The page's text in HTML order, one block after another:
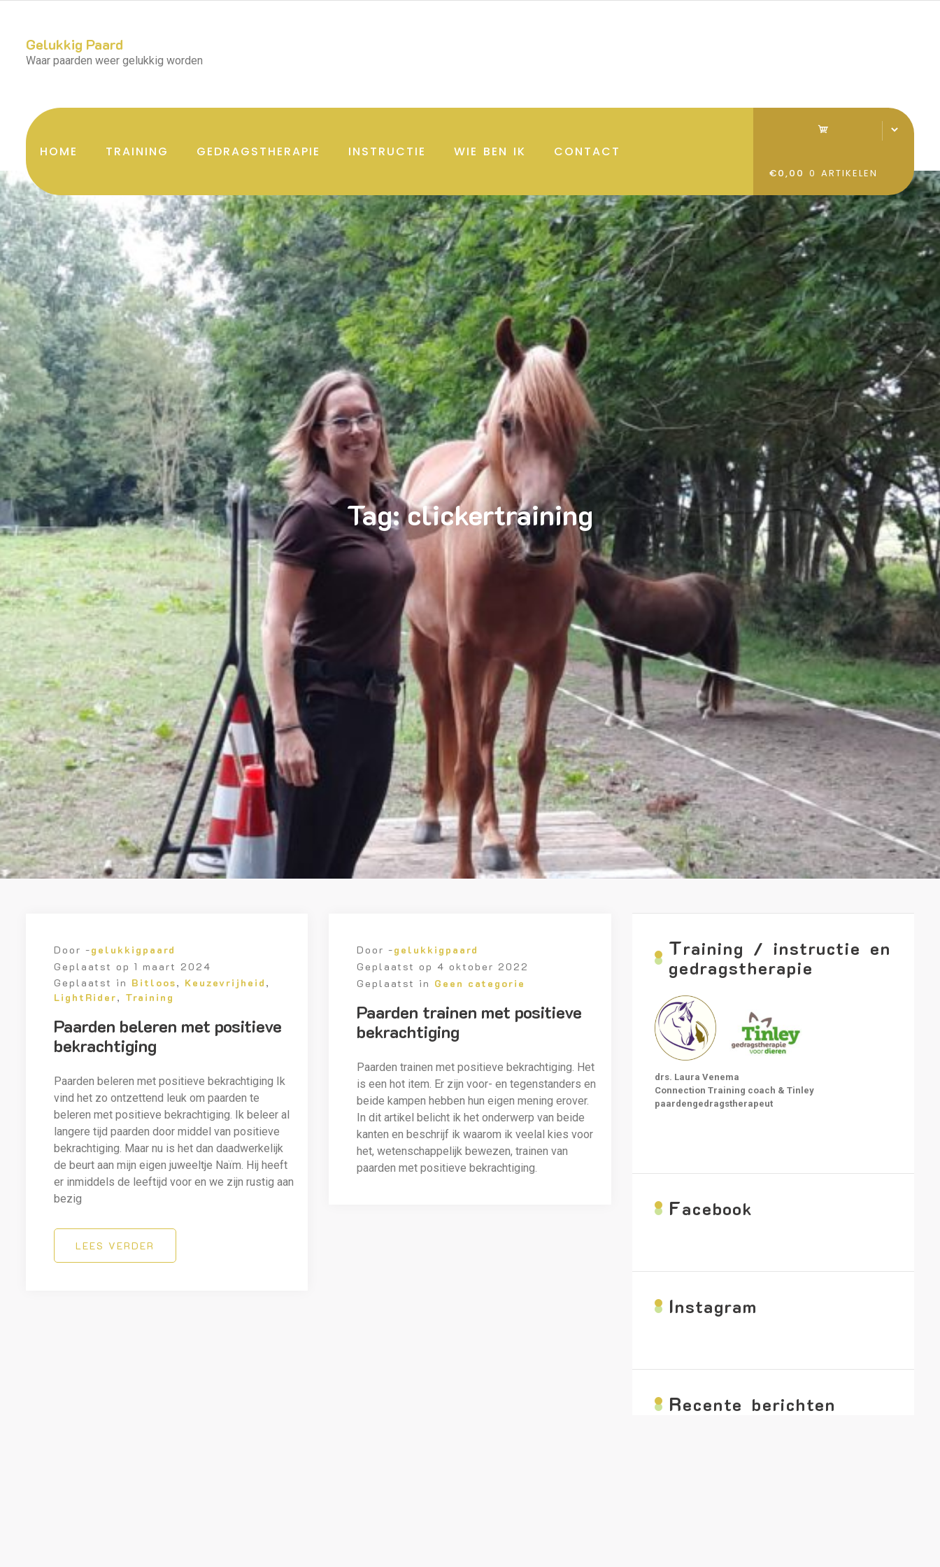
Gelukkig Paard
Waar paarden weer gelukkig worden
HOME TRAINING GEDRAGSTHERAPIE INSTRUCTIE WIE BEN IK CONTACT
€0,00 0 ARTIKELEN
Tag:clickertraining
Door -gelukkigpaard
Geplaatst op 1 maart 2024
Geplaatst in Bitloos, Keuzevrijheid ,
LightRider, Training
Paarden beleren met positieve
bekrachtiging
Paarden beleren met positieve bekrachtiging Ik
vind het zo ontzettend leuk om paarden te
beleren met positieve bekrachtiging. Ik beleer al
langere tijd paarden door middel van positieve
bekrachtiging. Maar nu is het dan daadwerkelijk
de beurt aan mijn eigen juweeltje Naïm. Hij heeft
er inmiddels de leeftijd voor en we zijn rustig aan
bezig
LEES VERDER
Door -gelukkigpaard
Geplaatst op 4 oktober 2022
Geplaatst in Geen categorie
Paarden trainen met positieve
bekrachtiging
Paarden trainen met positieve bekrachtiging. Het
is een hot item. Er zijn voor- en tegenstanders en
beide kampen hebben hun eigen mening erover.
In dit artikel belicht ik het onderwerp van beide
kanten en beschrijf ik waarom ik veelal kies voor
het, wetenschappelijk bewezen, trainen van
paarden met positieve bekrachtiging.
Training / instructie en
gedragstherapie
drs. Laura Venema
Connection Training coach & Tinley
paardengedragstherapeut
Facebook
Instagram
Recente berichten